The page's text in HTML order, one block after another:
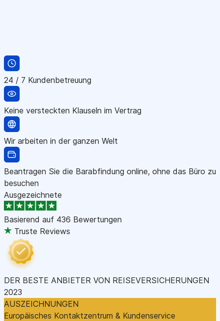
24 / 7 Kundenbetreuung
Keine versteckten Klauseln im Vertrag
Wir arbeiten in der ganzen Welt
Beantragen Sie die Barabfindung online, ohne das Büro zu
besuchen
Ausgezeichnete
Basierend auf 436 Bewertungen
Truste Reviews
DER BESTE ANBIETER VON REISEVERSICHERUNGEN
2023
AUSZEICHNUNGEN
Europäisches Kontaktzentrum & Kundenservice